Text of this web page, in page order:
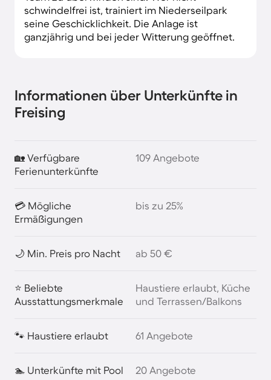
schwindelfrei ist, trainiert im Niederseilpark
seine Geschicklichkeit. Die Anlage ist
ganzjährig und bei jeder Witterung geöffnet.
Informationen über Unterkünfte in
Freising
🏡 Verfügbare
Ferienunterkünfte
109 Angebote
💳 Mögliche
Ermäßigungen
bis zu 25%
🌙 Min. Preis pro Nacht ab 50 €
⭐ Beliebte
Ausstattungsmerkmale
Haustiere erlaubt, Küche
und Terrassen/Balkons
🐾 Haustiere erlaubt 61 Angebote
🏊 Unterkünfte mit Pool 20 Angebote